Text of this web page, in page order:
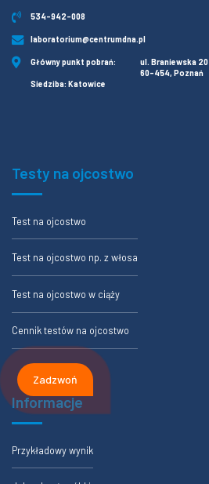
534-942-008
laboratorium@centrumdna.pl
Główny punkt pobrań:
ul. Braniewska 20
60-454, Poznań
Siedziba: Katowice
Testy na ojcostwo
Test na ojcostwo
Test na ojcostwo np. z włosa
Test na ojcostwo w ciąży
Cennik testów na ojcostwo
Informacje
Przykładowy wynik
Zadzwoń